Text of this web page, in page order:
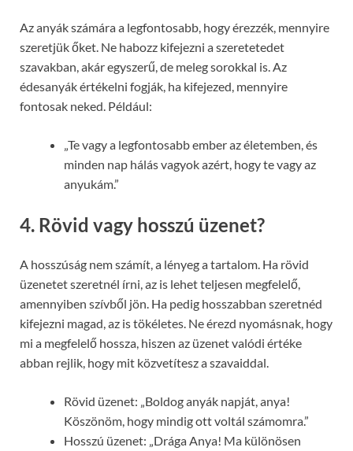
Az anyák számára a legfontosabb, hogy érezzék, mennyire
szeretjük őket. Ne habozz kifejezni a szeretetedet
szavakban, akár egyszerű, de meleg sorokkal is. Az
édesanyák értékelni fogják, ha kifejezed, mennyire
fontosak neked. Például:
„Te vagy a legfontosabb ember az életemben, és
minden nap hálás vagyok azért, hogy te vagy az
anyukám.”
4. Rövid vagy hosszú üzenet?
A hosszúság nem számít, a lényeg a tartalom. Ha rövid
üzenetet szeretnél írni, az is lehet teljesen megfelelő,
amennyiben szívből jön. Ha pedig hosszabban szeretnéd
kifejezni magad, az is tökéletes. Ne érezd nyomásnak, hogy
mi a megfelelő hossza, hiszen az üzenet valódi értéke
abban rejlik, hogy mit közvetítesz a szavaiddal.
Rövid üzenet: „Boldog anyák napját, anya!
Köszönöm, hogy mindig ott voltál számomra.”
Hosszú üzenet: „Drága Anya! Ma különösen